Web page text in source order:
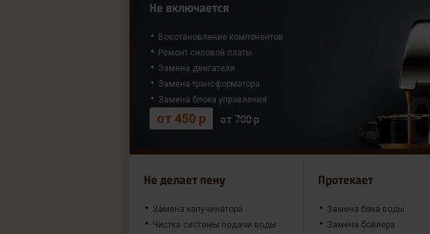
Не включается
Восстановление компонентов
Ремонт силовой платы
Замена двигателя
Замена трансформатора
Замена блока управления
от 450 р от 700 р
Не делает пену
Замена капучинатора
Чистка системы подачи воды
Протекает
Замена бака воды
Замена бойлера